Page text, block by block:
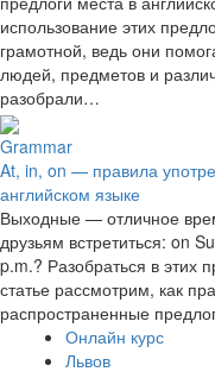
использование этих
грамотной, ведь они
людей, предметов и
разобрали…
Grammar
At, in, on — правила
английском языке
Выходные — отличное
друзьям встретиться: on
p.m.? Разобраться в этих
статье рассмотрим, как
распространенные
Онлайн курс
Львов